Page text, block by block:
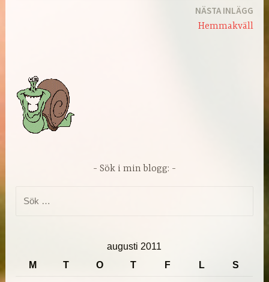
NÄSTA INLÄGG
Hemmakväll
Sök i min blogg:
augusti 2011
M
T O T F L S